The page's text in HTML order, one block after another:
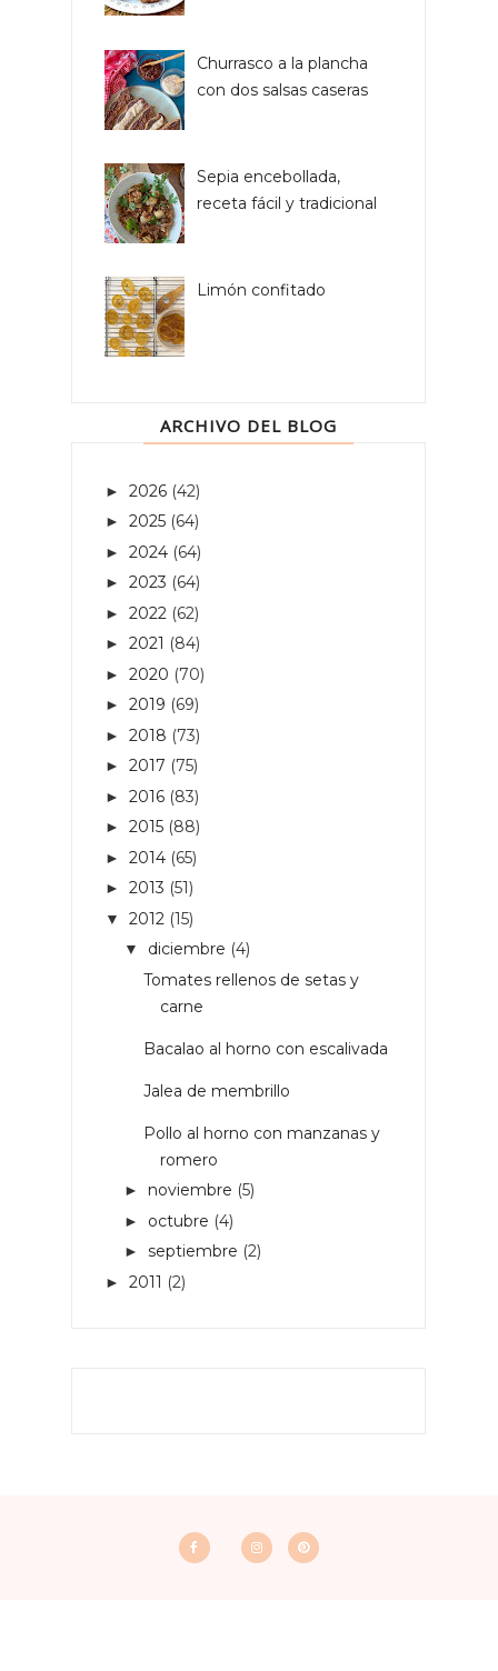
Churrasco a la plancha
con dos salsas caseras
Sepia encebollada,
receta fácil y tradicional
Limón confitado
ARCHIVO DEL BLOG
► 2026 (42)
► 2025 (64)
► 2024 (64)
► 2023 (64)
► 2022 (62)
► 2021 (84)
► 2020 (70)
► 2019 (69)
► 2018 (73)
► 2017 (75)
► 2016 (83)
► 2015 (88)
► 2014 (65)
► 2013 (51)
▼ 2012 (15)
▼ diciembre (4)
Tomates rellenos de setas y
carne
Bacalao al horno con escalivada
Jalea de membrillo
Pollo al horno con manzanas y
romero
► noviembre (5)
► octubre (4)
► septiembre (2)
► 2011 (2)